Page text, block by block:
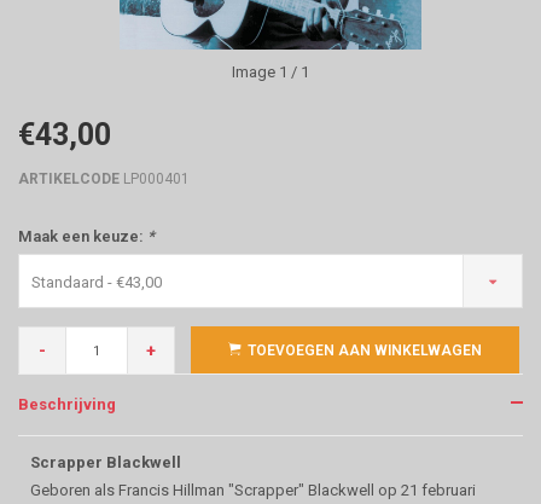
Image 1 / 1
€43,00
ARTIKELCODE LP000401
Maak een keuze: *
Standaard - €43,00
- + TOEVOEGEN AAN WINKELWAGEN
Beschrijving
Scrapper Blackwell
Geboren als Francis Hillman "Scrapper" Blackwell op 21 februari